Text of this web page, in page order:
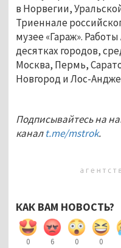
в Норвегии,
Триеннале
музее «Гараж».
десятках городов,
Москва, Пермь,
Новгород и Лос-
Подписывайтесь на
каналt.me/mstrok.
КАК ВАМ НОВОСТЬ?
0 6 0 0